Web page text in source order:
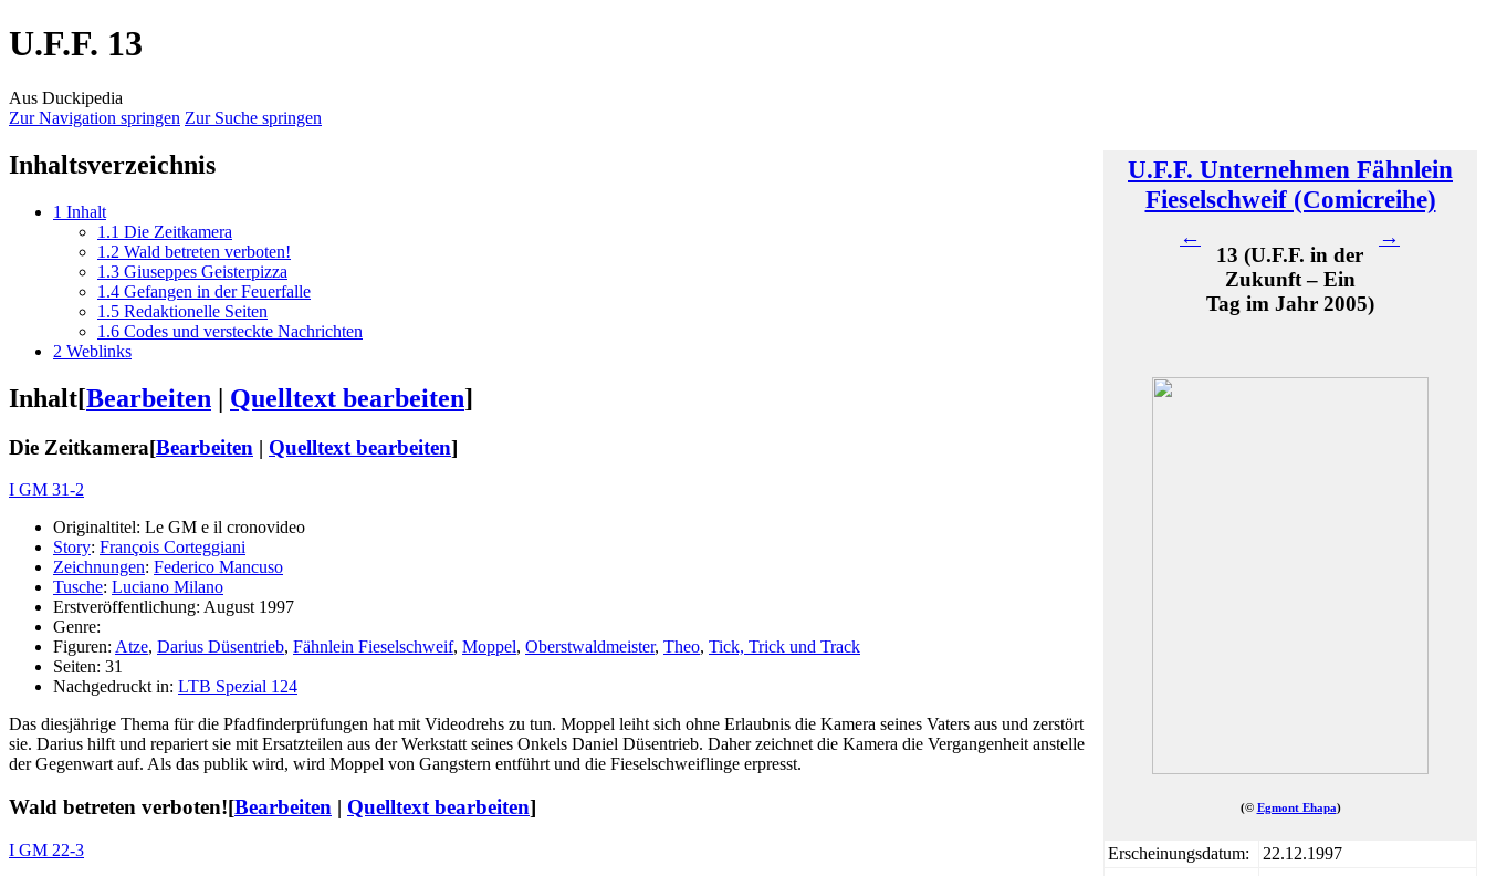
U.F.F. 13
Aus Duckipedia
Zur Navigation springen Zur Suche springen
U.F.F. Unternehmen Fähnlein
Fieselschweif (Comicreihe)
←
13 (U.F.F. in der
Zukunft – Ein
Tag im Jahr 2005)
→
(© Egmont Ehapa)
Erscheinungsdatum: 22.12.1997
Inhaltsverzeichnis
1 Inhalt
1.1 Die Zeitkamera
1.2 Wald betreten verboten!
1.3 Giuseppes Geisterpizza
1.4 Gefangen in der Feuerfalle
1.5 Redaktionelle Seiten
1.6 Codes und versteckte Nachrichten
2 Weblinks
Inhalt[Bearbeiten | Quelltext bearbeiten]
Die Zeitkamera[Bearbeiten | Quelltext bearbeiten]
I GM 31-2
Originaltitel: Le GM e il cronovideo
Story: François Corteggiani
Zeichnungen: Federico Mancuso
Tusche: Luciano Milano
Erstveröffentlichung: August 1997
Genre:
Figuren: Atze, Darius Düsentrieb, Fähnlein Fieselschweif, Moppel, Oberstwaldmeister, Theo, Tick, Trick und Track
Seiten: 31
Nachgedruckt in: LTB Spezial 124
Das diesjährige Thema für die Pfadfinderprüfungen hat mit Videodrehs zu tun. Moppel leiht sich ohne Erlaubnis die Kamera seines Vaters aus und zerstört
sie. Darius hilft und repariert sie mit Ersatzteilen aus der Werkstatt seines Onkels Daniel Düsentrieb. Daher zeichnet die Kamera die Vergangenheit anstelle
der Gegenwart auf. Als das publik wird, wird Moppel von Gangstern entführt und die Fieselschweiflinge erpresst.
Wald betreten verboten![Bearbeiten | Quelltext bearbeiten]
I GM 22-3